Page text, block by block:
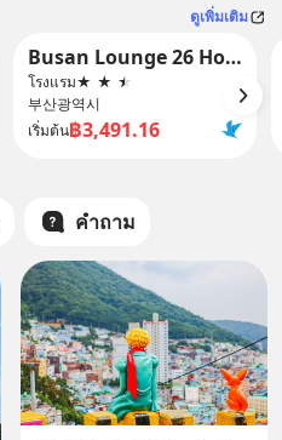
ดูเพิ่มเติม
Busan Lounge 26 Hotel
โรงแรม★ ★ ★
부산광역시
เริ่มต้น฿3,491.16
คำถาม